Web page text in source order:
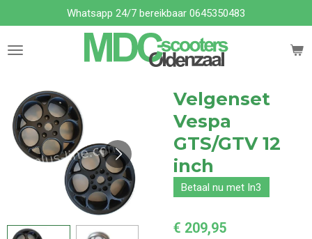
direct
naar
Whatsapp 24/7 bereikbaar 0645350483
Velgenset
Vespa
GTS/GTV 12
inch
Betaal nu met In3
€ 209,95